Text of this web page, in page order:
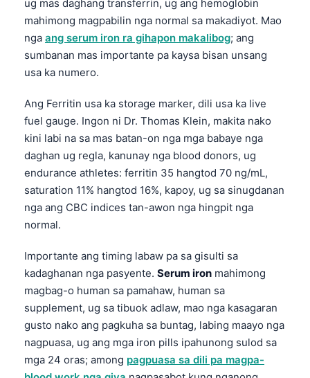
ug mas daghang transferrin, ug ang hemoglobin
mahimong magpabilin nga normal sa makadiyot. Mao
nga ang serum iron ra gihapon makalibog; ang
sumbanan mas importante pa kaysa bisan unsang
usa ka numero.
Ang Ferritin usa ka storage marker, dili usa ka live
fuel gauge. Ingon ni Dr. Thomas Klein, makita nako
kini labi na sa mas batan-on nga mga babaye nga
daghan ug regla, kanunay nga blood donors, ug
endurance athletes: ferritin 35 hangtod 70 ng/mL,
saturation 11% hangtod 16%, kapoy, ug sa sinugdanan
nga ang CBC indices tan-awon nga hingpit nga
normal.
Importante ang timing labaw pa sa gisulti sa
kadaghanan nga pasyente. Serum iron mahimong
magbag-o human sa pamahaw, human sa
supplement, ug sa tibuok adlaw, mao nga kasagaran
gusto nako ang pagkuha sa buntag, labing maayo nga
nagpuasa, ug ang mga iron pills ipahunong sulod sa
mga 24 oras; among pagpuasa sa dili pa magpa-